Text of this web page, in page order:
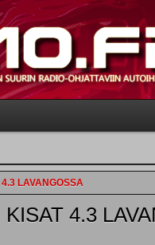
LAVANGOSSA
4.3